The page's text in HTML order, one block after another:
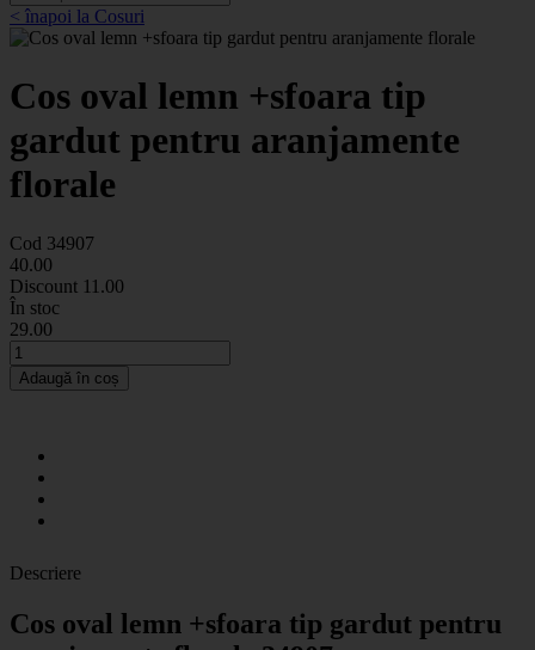
< înapoi la Cosuri
Cos oval lemn +sfoara tip
gardut pentru aranjamente
florale
Cod 34907
40.00
Discount 11.00
În stoc
29.00
Adaugă în coș
Descriere
Cos oval lemn +sfoara tip gardut pentru